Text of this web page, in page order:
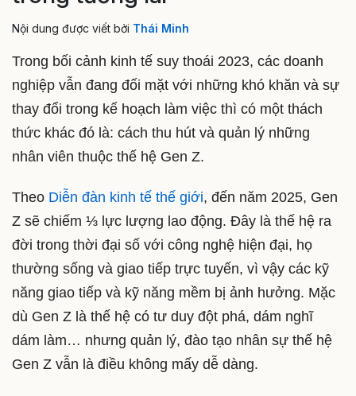
Nội dung được viết bởi Thái Minh
Trong bối cảnh kinh tế suy thoái 2023, các doanh
nghiệp vẫn đang đối mặt với những khó khăn và sự
thay đổi trong kế hoạch làm việc thì có một thách
thức khác đó là: cách thu hút và quản lý những
nhân viên thuộc thế hệ Gen Z.
Theo Diễn đàn kinh tế thế giới, đến năm 2025, Gen
Z sẽ chiếm ⅓ lực lượng lao động. Đây là thế hệ ra
đời trong thời đại số với công nghệ hiện đại, họ
thường sống và giao tiếp trực tuyến, vì vậy các kỹ
năng giao tiếp và kỹ năng mềm bị ảnh hưởng. Mặc
dù Gen Z là thế hệ có tư duy đột phá, dám nghĩ
dám làm… nhưng quản lý, đào tạo nhân sự thế hệ
Gen Z vẫn là điều không mấy dễ dàng.